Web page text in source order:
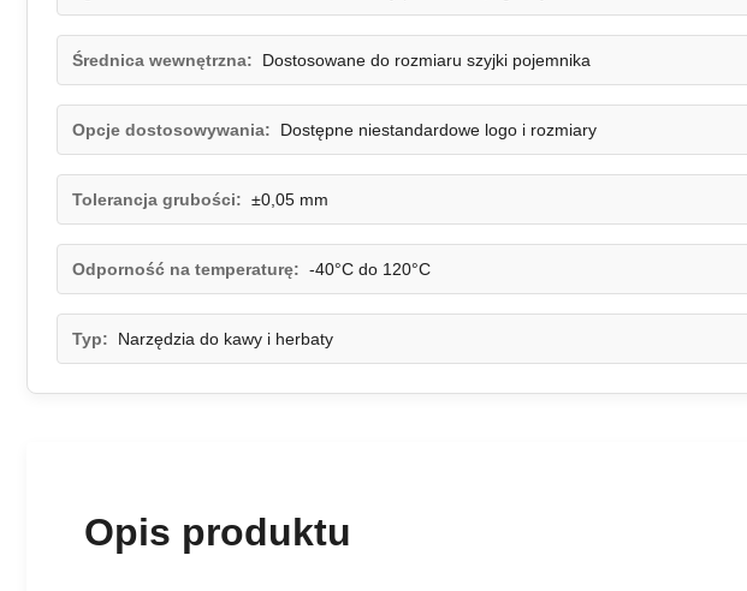
Średnica wewnętrzna: Dostosowane do rozmiaru szyjki pojemnika
Opcje dostosowywania: Dostępne niestandardowe logo i rozmiary
Tolerancja grubości: ±0,05 mm
Odporność na temperaturę: -40°C do 120°C
Typ: Narzędzia do kawy i herbaty
Opis produktu